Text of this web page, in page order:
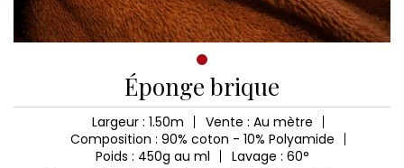
Éponge brique
Largeur : 1.50m
Vente : Au mètre
Composition : 90% coton - 10% Polyamide
Poids : 450g au ml
Lavage : 60°